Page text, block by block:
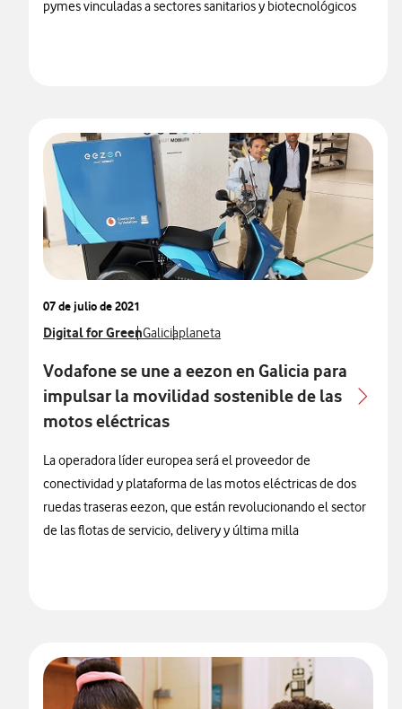
pymes vinculadas a sectores sanitarios y biotecnológicos
07 de julio de 2021
Ver más notas de prensa relacionados con
Digital for GreenVer más notas de prensa relacionados con
GaliciaVer más notas de prensa relacionados
planeta
Vodafone se une a eezon en Galicia para
impulsar la movilidad sostenible de las
motos eléctricas
La operadora líder europea será el proveedor de
conectividad y plataforma de las motos eléctricas de dos
ruedas traseras eezon, que están revolucionando el sector
de las flotas de servicio, delivery y última milla